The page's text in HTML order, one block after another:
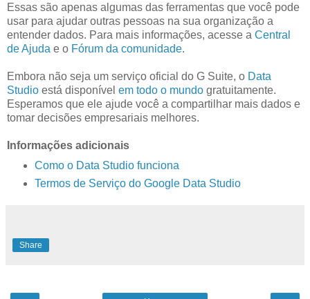
Essas são apenas algumas das ferramentas que você pode
usar para ajudar outras pessoas na sua organização a
entender dados. Para mais informações, acesse a Central
de Ajuda e o Fórum da comunidade.
Embora não seja um serviço oficial do G Suite, o Data
Studio está disponível em todo o mundo gratuitamente.
Esperamos que ele ajude você a compartilhar mais dados e
tomar decisões empresariais melhores.
Informações adicionais
Como o Data Studio funciona
Termos de Serviço do Google Data Studio
Share